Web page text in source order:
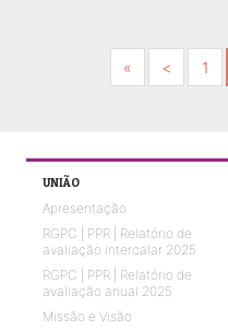
« Next< Previous
1
UNIÃO
Apresentação
RGPC | PPR | Relatório de
avaliação intercalar 2025
RGPC | PPR | Relatório de
avaliação anual 2025
Missão e Visão